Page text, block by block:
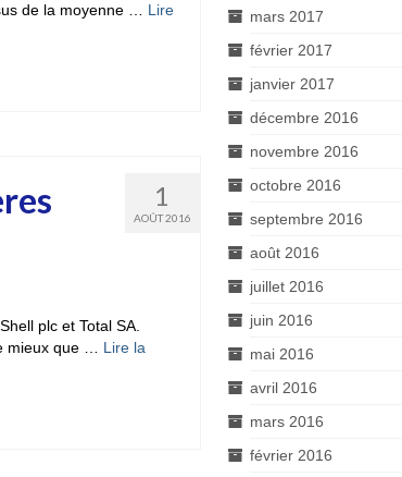
de la moyenne … Lire
1
AOÛT 2016
plc et Total SA.
mieux que … Lire la
mars 2017
février 2017
janvier 2017
décembre 2016
novembre 2016
octobre 2016
septembre 2016
août 2016
juillet 2016
juin 2016
mai 2016
avril 2016
mars 2016
février 2016